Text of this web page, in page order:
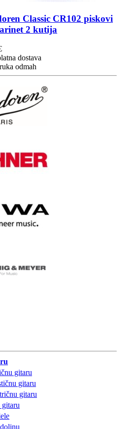
Classic CR102 piskovi
2 kutija
dostava
odmah
gitaru
gitaru
gitaru
gitaru